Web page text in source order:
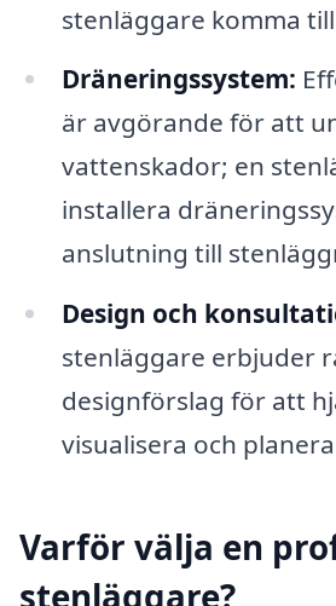
stenläggare komma
Dräneringssystem:
är avgörande för att
vattenskador; en
installera
anslutning till
Design och
stenläggare erbjuder
designförslag för att
visualisera och
Varför välja en
stenläggare?